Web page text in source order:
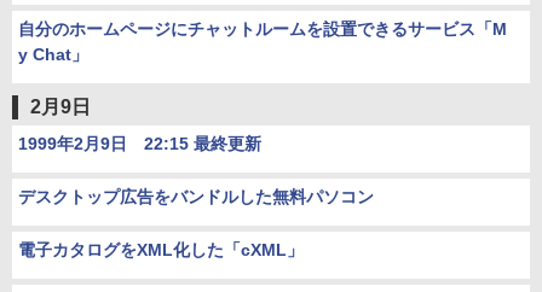
自分のホームページにチャットルームを設置できるサービス「M
y Chat」
2月9日
1999年2月9日 22:15 最終更新
デスクトップ広告をバンドルした無料パソコン
電子カタログをXML化した「cXML」